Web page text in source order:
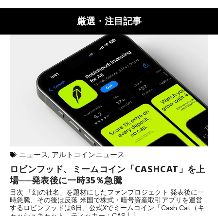
厳選・注目記事
ニュース, アルトコインニュース
ロビンフッド、ミームコイン「CASHCAT」を上
場──発表後に一時35％急騰
目次 「幻の社名」を題材にしたファンプロジェクト 発表後に一
時急騰、その後は反落 米国で株式・暗号資産取引アプリを運営
するロビンフッドは6日、公式Xでミームコイン「Cash Cat（キ